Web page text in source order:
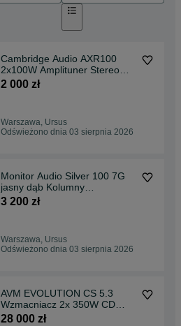
Cambridge Audio AXR100
2x100W Amplituner Stereo
OUTLET SKLEP
2 000 zł
Warszawa, Ursus
Odświeżono dnia 03 sierpnia 2026
Monitor Audio Silver 100 7G
jasny dąb Kolumny
podstawkowe OUTLET SKLEP
3 200 zł
Warszawa, Ursus
Odświeżono dnia 03 sierpnia 2026
AVM EVOLUTION CS 5.3
Wzmacniacz 2x 350W CD
Hybryda HI END All in one
28 000 zł